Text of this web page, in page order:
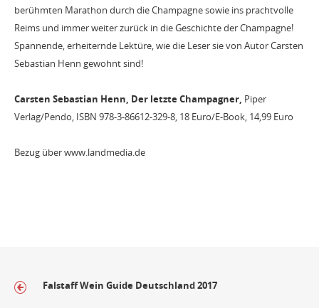
berühmten Marathon durch die Champagne sowie ins prachtvolle
Reims und immer weiter zurück in die Geschichte der Champagne!
Spannende, erheiternde Lektüre, wie die Leser sie von Autor Carsten
Sebastian Henn gewohnt sind!
Carsten Sebastian Henn, Der letzte Champagner, Piper
Verlag/Pendo, ISBN 978-3-86612-329-8, 18 Euro/E-Book, 14,99 Euro
Bezug über www.landmedia.de
Falstaff Wein Guide Deutschland 2017